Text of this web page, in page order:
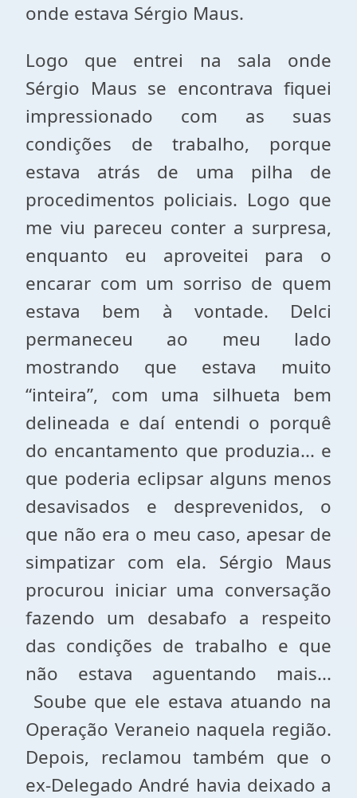
onde estava Sérgio Maus.
Logo que entrei na sala onde
Sérgio Maus se encontrava fiquei
impressionado com as suas
condições de trabalho, porque
estava atrás de uma pilha de
procedimentos policiais. Logo que
me viu pareceu conter a surpresa,
enquanto eu aproveitei para o
encarar com um sorriso de quem
estava bem à vontade. Delci
permaneceu ao meu lado
mostrando que estava muito
“inteira”, com uma silhueta bem
delineada e daí entendi o porquê
do encantamento que produzia... e
que poderia eclipsar alguns menos
desavisados e desprevenidos, o
que não era o meu caso, apesar de
simpatizar com ela. Sérgio Maus
procurou iniciar uma conversação
fazendo um desabafo a respeito
das condições de trabalho e que
não estava aguentando mais...
Soube que ele estava atuando na
Operação Veraneio naquela região.
Depois, reclamou também que o
ex-Delegado André havia deixado a